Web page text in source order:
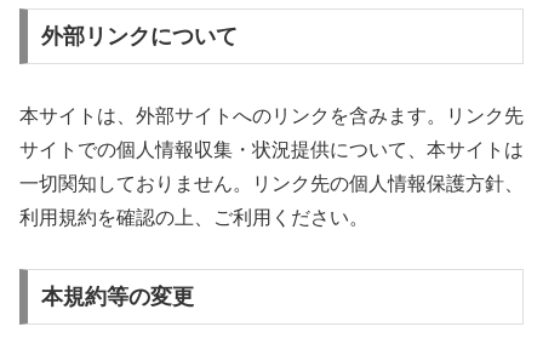
外部リンクについて
本サイトは、外部サイトへのリンクを含みます。リンク先
サイトでの個人情報収集・状況提供について、本サイトは
一切関知しておりません。リンク先の個人情報保護方針、
利用規約を確認の上、ご利用ください。
本規約等の変更